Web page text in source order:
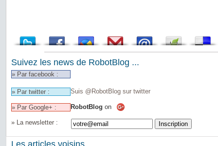
Suivez les news de RobotBlog ...
» Par facebook :
» Par twitter : Suis @RobotBlog sur twitter
» Par Google+ : RobotBlog on
» La newsletter :
Les articles voisins